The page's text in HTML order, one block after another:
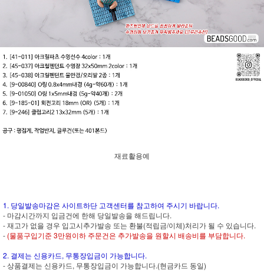
재료활용예
1. 당일발송마감은 사이트하단 고객센터를 참고하여 주시기 바랍니다.
- 마감시간까지 입금건에 한해 당일발송을 해드립니다.
- 재고가 없을 경우 입고시추가발송 또는 환불(적립금/이체)처리가 될 수 있습니다.
- (물품구입기준 3만원이하 주문건은 추가발송을 원할시 배송비를 부담합니다.
2. 결제는 신용카드, 무통장입금이 가능합니다.
- 상품결제는 신용카드, 무통장입금이 가능합니다.(현금카드 동일)